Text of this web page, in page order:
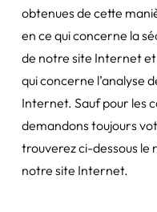
obtenues de cette
en ce qui concerne la
de notre site Internet
qui concerne l’analyse
Internet. Sauf pour les
demandons toujours
trouverez ci-dessous le
notre site Internet.